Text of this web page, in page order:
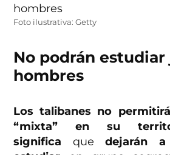
Foto ilustrativa: Getty
No podrán
hombres
Los talibanes no
“mixta” en su
significa quedejarán